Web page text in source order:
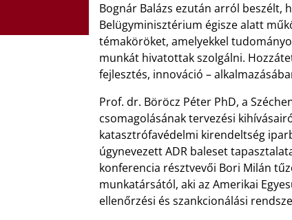
Bognár Balázs ezután arról beszélt,
Belügyminisztérium égisze alatt
témaköröket, amelyekkel
munkát hivatottak szolgálni.
fejlesztés, innováció –
Prof. dr. Böröcz Péter PhD, a
csomagolásának tervezési
katasztrófavédelmi kirendeltség
úgynevezett ADR baleset
konferencia résztvevői Bori Milán
munkatársától, aki az Amerikai
ellenőrzési és szankcionálási